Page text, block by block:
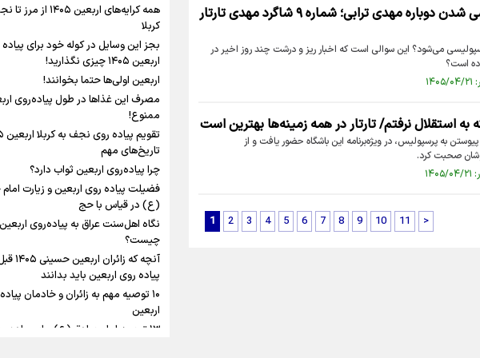
سیر تا پیاز ماجرای پرسپولیسی شدن دوباره مهدی ترابی؛ شماره ۹ شاگرد مهدی تارتار
می‌شود؟ این سوالی است که اخبار ریز و درشت چند روز اخیر در
است؟
استقلال نرفتم/ تارتار در همه زمینه‌ها بهترین است
به پرسپولیس، در ویژه‌برنامه این باشگاه حضور یافت و از
صحبت کرد.
1 2 3 4 5 6 7 8 9 10 11 >
نگاه تمدنی رهبر
فضای مجازی
اندیشه رهبر شهید: از
به زوجیت
اینفو برنا/ میزان مالیات بر ارزش
افزوده چقدر است؟
اینفوبرنا/ سقف معافیت مالیاتی
حقوق کارکنان دولت و
در بودجه ۱۴۰۵ چقدر است؟
همه کرایه‌های اربعین ۱۴۰۵ از
کربلا
بجز این وسایل در کوله خود برای
اربعین ۱۴۰۵ چیزی نگذارید!
اربعین اولی‌ها حتما بخوانند!
مصرف این غذاها در طول پیاده‌روی
ممنوع!
تاریخ‌های مهم
چرا پیاده‌روی اربعین ثواب دارد؟
فضیلت پیاده روی اربعین و زیارت
(ع) در قیاس با حج
نگاه اهل‌سنت عراق به پیاده‌روی اربعین
چیست؟
آنچه که
پیاده روی اربعین باید بدانند
۱۰ توصیه مهم به زائران و خادمان
اربعین
۱۳ توصیه امام صادق (ع) برای پیاده‌روی